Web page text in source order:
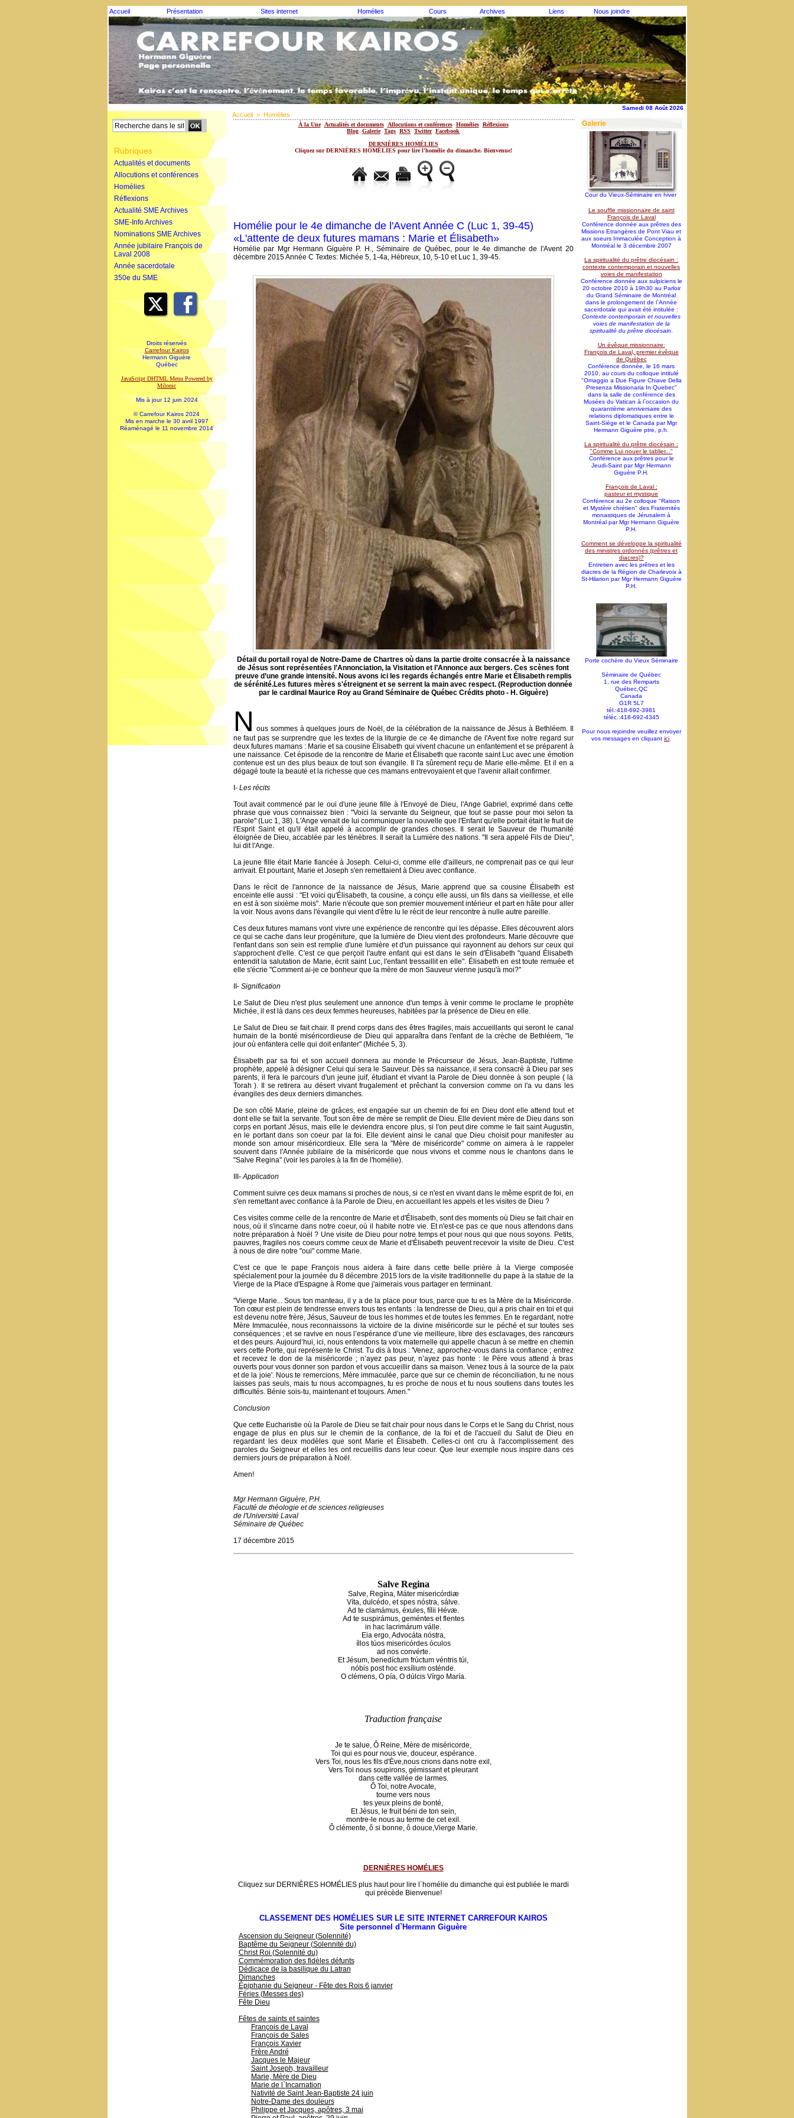
Accueil Présentation Sites internet Homélies Cours Archives Liens Nous joindre
Samedi 08 Août 2026
Rubriques
Actualités et documents
Allocutions et conférences
Homélies
Réflexions
Actualité SME Archives
SME-Info Archives
Nominations SME Archives
Année jubilaire François de
Laval 2008
Année sacerdotale
350e du SME
Droits réservés
Carrefour Kairos
Hermann Giguère
Québec
JavaScript DHTML Menu Powered by
Milonic
Mis à jour 12 juin 2024
© Carrefour Kairos 2024
Mis en marche le 30 avril 1997
Réaménagé le 11 novembre 2014
Accueil > Homélies
À la Une Actualités et documents Allocutions et conférences Homélies Réflexions
Blog Galerie Tags RSS Twitter Facebook
DERNIÈRES HOMÉLIES
Cliquez sur DERNIÈRES HOMÉLIES pour lire l'homélie du dimanche. Bienvenue!
Homélie pour le 4e dimanche de l'Avent Année C (Luc 1, 39-45)
«L'attente de deux futures mamans : Marie et Élisabeth»
Homélie par Mgr Hermann Giguère P. H., Séminaire de Québec, pour le 4e dimanche de l'Avent 20
décembre 2015 Année C Textes: Michée 5, 1-4a, Hébreux, 10, 5-10 et Luc 1, 39-45.
Détail du portail royal de Notre-Dame de Chartres où dans la partie droite consacrée à la naissance
de Jésus sont représentées l’Annonciation, la Visitation et l’Annonce aux bergers. Ces scènes font
preuve d’une grande intensité. Nous avons ici les regards échangés entre Marie et Élisabeth remplis
de sérénité.Les futures mères s'étreignent et se serrent la main avec respect. (Reproduction donnée
par le cardinal Maurice Roy au Grand Séminaire de Québec Crédits photo - H. Giguère)
N ous sommes à quelques jours de Noël, de la célébration de la naissance de Jésus à Bethléem. Il
ne faut pas se surprendre que les textes de la liturgie de ce 4e dimanche de l'Avent fixe notre regard sur
deux futures mamans : Marie et sa cousine Élisabeth qui vivent chacune un enfantement et se préparent à
une naissance. Cet épisode de la rencontre de Marie et Élisabeth que raconte saint Luc avec une émotion
contenue est un des plus beaux de tout son évangile. Il l'a sûrement reçu de Marie elle-même. Et il en a
dégagé toute la beauté et la richesse que ces mamans entrevoyaient et que l'avenir allait confirmer.
I-Les récits
Tout avait commencé par le oui d'une jeune fille à l'Envoyé de Dieu, l'Ange Gabriel, exprimé dans cette
phrase que vous connaissez bien : "Voici la servante du Seigneur, que tout se passe pour moi selon ta
parole" (Luc 1, 38). L'Ange venait de lui communiquer la nouvelle que l'Enfant qu'elle portait était le fruit de
l'Esprit Saint et qu'il était appelé à accomplir de grandes choses. Il serait le Sauveur de l'humanité
éloignée de Dieu, accablée par les ténèbres. Il serait la Lumière des nations. "Il sera appelé Fils de Dieu",
lui dit l'Ange.
La jeune fille était Marie fiancée à Joseph. Celui-ci, comme elle d'ailleurs, ne comprenait pas ce qui leur
arrivait. Et pourtant, Marie et Joseph s'en remettaient à Dieu avec confiance.
Dans le récit de l'annonce de la naissance de Jésus, Marie apprend que sa cousine Élisabeth est
enceinte elle aussi : "Et voici qu'Élisabeth, ta cousine, a conçu elle aussi, un fils dans sa vieillesse, et elle
en est à son sixième mois". Marie n'écoute que son premier mouvement intérieur et part en hâte pour aller
la voir. Nous avons dans l'évangile qui vient d'être lu le récit de leur rencontre à nulle autre pareille.
Ces deux futures mamans vont vivre une expérience de rencontre qui les dépasse. Elles découvrent alors
ce qui se cache dans leur progéniture, que la lumière de Dieu vient des profondeurs. Marie découvre que
l'enfant dans son sein est remplie d'une lumière et d'un puissance qui rayonnent au dehors sur ceux qui
s'approchent d'elle. C'est ce que perçoit l'autre enfant qui est dans le sein d'Élisabeth "quand Élisabeth
entendit la salutation de Marie, écrit saint Luc, l'enfant tressaillit en elle". Élisabeth en est toute remuée et
elle s'écrie "Comment ai-je ce bonheur que la mère de mon Sauveur vienne jusqu'à moi?"
II- Signification
Le Salut de Dieu n'est plus seulement une annonce d'un temps à venir comme le proclame le prophète
Michée, il est là dans ces deux femmes heureuses, habitées par la présence de Dieu en elle.
Le Salut de Dieu se fait chair. Il prend corps dans des êtres fragiles, mais accueillants qui seront le canal
humain de la bonté miséricordieuse de Dieu qui apparaîtra dans l'enfant de la crèche de Bethléem, "le
jour où enfantera celle qui doit enfanter" (Michée 5, 3).
Élisabeth par sa foi et son accueil donnera au monde le Précurseur de Jésus, Jean-Baptiste, l'ultime
prophète, appelé à désigner Celui qui sera le Sauveur. Dès sa naissance, il sera consacré à Dieu par ses
parents, il fera le parcours d'un jeune juif, étudiant et vivant la Parole de Dieu donnée à son peuple ( la
Torah ). Il se retirera au désert vivant frugalement et prêchant la conversion comme on l'a vu dans les
évangiles des deux derniers dimanches.
De son côté Marie, pleine de grâces, est engagée sur un chemin de foi en Dieu dont elle attend tout et
dont elle se fait la servante. Tout son être de mère se remplit de Dieu. Elle devient mère de Dieu dans son
corps en portant Jésus, mais elle le deviendra encore plus, si l'on peut dire comme le fait saint Augustin,
en le portant dans son coeur par la foi. Elle devient ainsi le canal que Dieu choisit pour manifester au
monde son amour miséricordieux. Elle sera la "Mère de miséricorde" comme on aimera à le rappeler
souvent dans l'Année jubilaire de la miséricorde que nous vivons et comme nous le chantons dans le
"Salve Regina" (voir les paroles à la fin de l'homélie).
III-Application
Comment suivre ces deux mamans si proches de nous, si ce n'est en vivant dans le même esprit de foi, en
s'en remettant avec confiance à la Parole de Dieu, en accueillant les appels et les visites de Dieu ?
Ces visites comme celle de la rencontre de Marie et d'Élisabeth, sont des moments où Dieu se fait chair en
nous, où il s'incarne dans notre coeur, où il habite notre vie. Et n'est-ce pas ce que nous attendons dans
notre préparation à Noël ? Une visite de Dieu pour notre temps et pour nous qui que nous soyons. Petits,
pauvres, fragiles nos coeurs comme ceux de Marie et d'Élisabeth peuvent recevoir la visite de Dieu. C'est
à nous de dire notre "oui" comme Marie.
C'est ce que le pape François nous aidera à faire dans cette belle prière à la Vierge composée
spécialement pour la journée du 8 décembre 2015 lors de la visite traditionnelle du pape à la statue de la
Vierge de la Place d'Espagne à Rome que j'aimerais vous partager en terminant.
"Vierge Marie... Sous ton manteau, il y a de la place pour tous, parce que tu es la Mère de la Miséricorde.
Ton cœur est plein de tendresse envers tous tes enfants : la tendresse de Dieu, qui a pris chair en toi et qui
est devenu notre frère, Jésus, Sauveur de tous les hommes et de toutes les femmes. En te regardant, notre
Mère Immaculée, nous reconnaissons la victoire de la divine miséricorde sur le péché et sur toutes ses
conséquences ; et se ravive en nous l’espérance d’une vie meilleure, libre des esclavages, des rancœurs
et des peurs. Aujourd’hui, ici, nous entendons ta voix maternelle qui appelle chacun à se mettre en chemin
vers cette Porte, qui représente le Christ. Tu dis à tous : 'Venez, approchez-vous dans la confiance ; entrez
et recevez le don de la miséricorde ; n’ayez pas peur, n’ayez pas honte : le Père vous attend à bras
ouverts pour vous donner son pardon et vous accueillir dans sa maison. Venez tous à la source de la paix
et de la joie'. Nous te remercions, Mère immaculée, parce que sur ce chemin de réconciliation, tu ne nous
laisses pas seuls, mais tu nous accompagnes, tu es proche de nous et tu nous soutiens dans toutes les
difficultés. Bénie sois-tu, maintenant et toujours. Amen."
Conclusion
Que cette Eucharistie où la Parole de Dieu se fait chair pour nous dans le Corps et le Sang du Christ, nous
engage de plus en plus sur le chemin de la confiance, de la foi et de l'accueil du Salut de Dieu en
regardant les deux modèles que sont Marie et Élisabeth. Celles-ci ont cru à l'accomplissement des
paroles du Seigneur et elles les ont recueillis dans leur coeur. Que leur exemple nous inspire dans ces
derniers jours de préparation à Noël.
Amen!
Mgr Hermann Giguère, P.H.
Faculté de théologie et de sciences religieuses
de l'Université Laval
Séminaire de Québec
17 décembre 2015
Salve Regina
Salve, Regína, Máter misericórdiæ
Víta, dulcédo, et spes nóstra, sálve.
Ad te clamámus, éxules, fílii Hévæ.
Ad te suspirámus, geméntes et flentes
in hac lacrimárum válle.
Eia ergo, Advocáta nóstra,
íllos túos misericórdes óculos
ad nos convérte.
Et Jésum, benedíctum frúctum véntris túi,
nóbis post hoc exsílium osténde.
O clémens, O pía, O dúlcis Vírgo María.
Traduction française
Je te salue, Ô Reine, Mère de miséricorde,
Toi qui es pour nous vie, douceur, espérance.
Vers Toi, nous les fils d'Ève,nous crions dans notre exil,
Vers Toi nous soupirons, gémissant et pleurant
dans cette vallée de larmes.
Ô Toi, notre Avocate,
tourne vers nous
tes yeux pleins de bonté,
Et Jésus, le fruit béni de ton sein,
montre-le nous au terme de cet exil.
Ô clémente, ô si bonne, ô douce,Vierge Marie.
DERNIÈRES HOMÉLIES
Cliquez sur DERNIÈRES HOMÉLIES plus haut pour lire l`homélie du dimanche qui est publiée le mardi
qui précède Bienvenue!
CLASSEMENT DES HOMÉLIES SUR LE SITE INTERNET CARREFOUR KAIROS
Site personnel d`Hermann Giguère
Ascension du Seigneur (Solennité)
Baptême du Seigneur (Solennité du)
Christ Roi (Solennité du)
Commémoration des fidèles défunts
Dédicace de la basilique du Latran
Dimanches
Épiphanie du Seigneur - Fête des Rois 6 janvier
Féries (Messes des)
Fête Dieu
Fêtes de saints et saintes
François de Laval
François de Sales
François Xavier
Frère André
Jacques le Majeur
Saint Joseph, travailleur
Marie, Mère de Dieu
Marie de l`Incarnation
Nativité de Saint Jean-Baptiste 24 juin
Notre-Dame des douleurs
Philippe et Jacques, apôtres, 3 mai
Galerie
Cour du Vieux-Séminaire en hiver
Le souffle missionnaire de saint
François de Laval
Conférence donnée aux prêtres des
Missions Etrangères de Pont Viau et
aux soeurs Immaculée Conception à
Montréal le 3 décembre 2007
La spiritualité du prêtre diocésain :
contexte contemporain et nouvelles
voies de manifestation
Conférence donnée aux sulpiciens le
20 octobre 2010 à 19h30 au Parloir
du Grand Séminaire de Montréal
dans le prolongement de l`Année
sacerdotale qui avait été intitulée :
Contexte contemporain et nouvelles
voies de manifestation de la
spiritualité du prêtre diocésain
Un évêque missionnaire:
François de Laval, premier évêque
de Québec
Conférence donnée, le 16 mars
2010, au cours du colloque intitulé
"Omaggio a Due Figure Chiave Della
Presenza Missionaria In Quebec"
dans la salle de conférence des
Musées du Vatican à l`occasion du
quarantième anniversaire des
relations diplomatiques entre le
Saint-Siège et le Canada par Mgr
Hermann Giguère ptre, p.h.
La spiritualité du prêtre diocésain :
"Comme Lui nouer le tablier..."
Conférence aux prêtres pour le
Jeudi-Saint par Mgr Hermann
Giguère P.H.
François de Laval :
pasteur et mystique
Conférence au 2e colloque "Raison
et Mystère chrétien" des Fraternités
monastiques de Jérusalem à
Montréal par Mgr Hermann Giguère
P.H.
Comment se développe la spiritualité
des ministres ordonnés (prêtres et
diacres)?
Entretien avec les prêtres et les
diacres de la Région de Charlevoix à
St-Hilarion par Mgr Hermann Giguère
P.H.
Porte cochère du Vieux Séminaire
Séminaire de Québec
1, rue des Remparts
Québec,QC
Canada
G1R 5L7
tél.:418-692-3981
téléc.:418-692-4345
Pour nous rejoindre veuillez envoyer
vos messages en cliquant ici